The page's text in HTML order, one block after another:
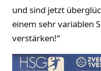
und sind jetzt
einem sehr variablen
verstärken!“